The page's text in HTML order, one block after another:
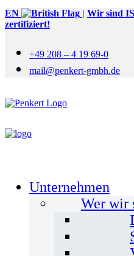
EN | Wir sind
zertifiziert!
+49 208 – 4 19 69-0
mail@penkert-gmbh.de
Unternehmen
Wer wir